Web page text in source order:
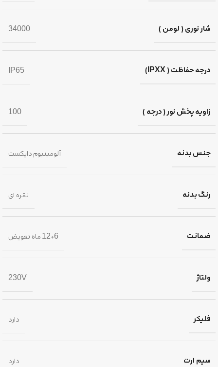
شار نوری ( لومن ) 34000
درجه حفاظت ( IPXX) IP65
زاویه پخش نور ( درجه ) 100
جنس بدنه آلومینیوم دایکست
رنگ بدنه نقره ای
ضمانت 12+6 ماه تعویض
ولتاژ 230V
فلیکر دارد
سیم ارت دارد